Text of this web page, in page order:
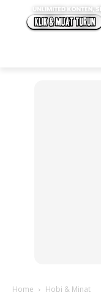
Home Hobi & Minat